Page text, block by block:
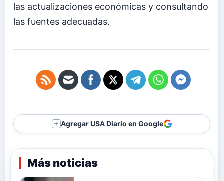
las actualizaciones económicas y consultando
las fuentes adecuadas.
＋ Agregar USA Diario en Google
Más noticias